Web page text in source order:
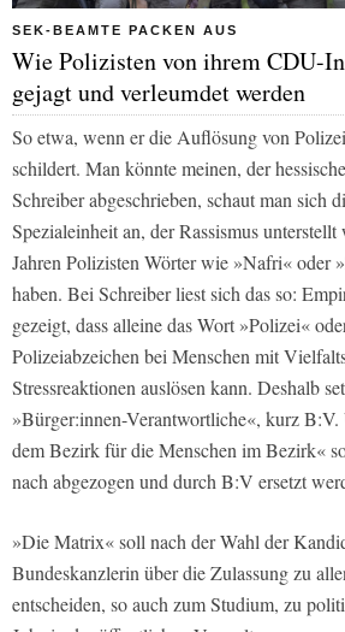
SEK-BEAMTE PACKEN AUS
Wie Polizisten von ihrem CDU-
gejagt und verleumdet werden
So etwa, wenn er die Auflösung von
schildert. Man könnte meinen, der
Schreiber abgeschrieben, schaut man sich
Spezialeinheit an, der Rassismus
Jahren Polizisten Wörter wie »Nafri« oder
haben. Bei Schreiber liest sich das so:
gezeigt, dass alleine das Wort »Polizei«
Polizeiabzeichen bei Menschen mit
Stressreaktionen auslösen kann. Deshalb
»Bürger:innen-Verantwortliche«, kurz B:V.
dem Bezirk für die Menschen im Bezirk«
nach abgezogen und durch B:V ersetzt
»Die Matrix« soll nach der Wahl der
Bundeskanzlerin über die Zulassung zu
entscheiden, so auch zum Studium, zu